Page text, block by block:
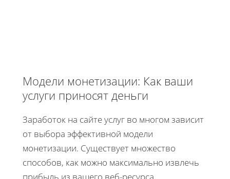
Модели монетизации: Как ваши
услуги приносят деньги
Заработок на сайте услуг во многом зависит
от выбора эффективной модели
монетизации. Существует множество
способов, как можно максимально извлечь
прибыль из вашего веб-ресурса.